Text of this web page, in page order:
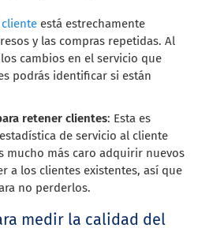
está estrechamente
y las compras repetidas. Al
cambios en el servicio que
podrás identificar si están
retener clientes: Esta es
de servicio al cliente
mucho más caro adquirir nuevos
a los clientes existentes, así que
no perderlos.
medir la calidad del